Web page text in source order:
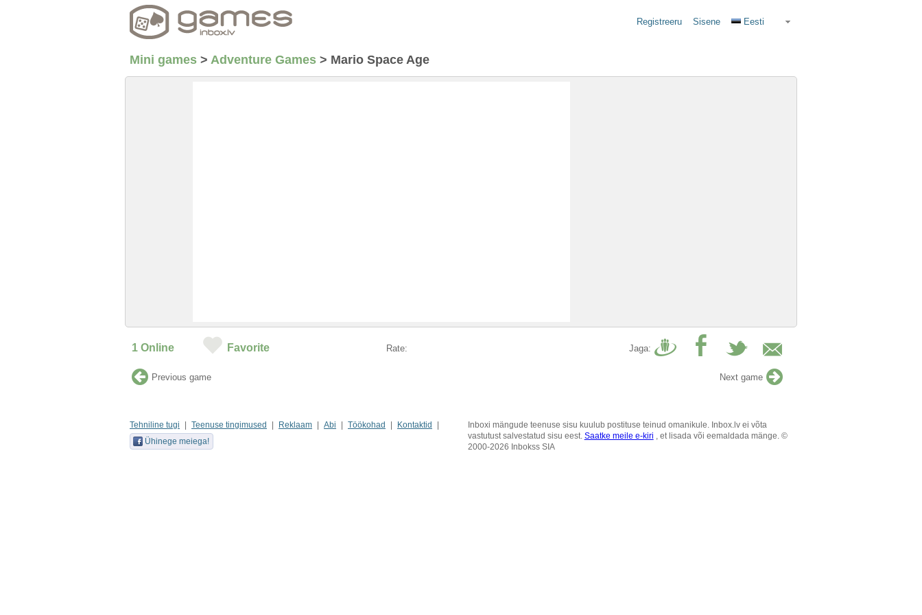
Registreeru Sisene Eesti
Mini games > Adventure Games > Mario Space Age
1 Online Favorite Rate: Jaga:
Previous game Next game
Tehniline tugi Teenuse tingimused Reklaam Abi Töökohad
Kontaktid
Ühinege meiega!
Inboxi mängude teenuse sisu kuulub postituse teinud omanikule. Inbox.lv ei võta
vastutust salvestatud sisu eest. Saatke meile e-kiri , et lisada või eemaldada mänge. ©
2000-2026 Inbokss SIA